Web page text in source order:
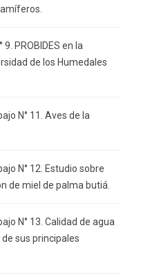
PROBIDES en la
de los Humedales
N° 11. Aves de la
N° 12. Estudio sobre
de miel de palma butiá.
N° 13. Calidad de agua
sus principales